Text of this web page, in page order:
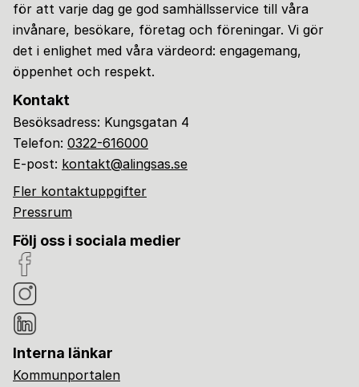
för att varje dag ge god samhällsservice till våra
invånare, besökare, företag och föreningar. Vi gör
det i enlighet med våra värdeord: engagemang,
öppenhet och respekt.
Kontakt
Besöksadress: Kungsgatan 4
Telefon: 0322-616000
E-post: kontakt@alingsas.se
Fler kontaktuppgifter
Pressrum
Följ oss i sociala medier
Interna länkar
Kommunportalen